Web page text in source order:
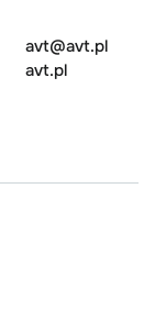
avt@avt.pl
avt.pl